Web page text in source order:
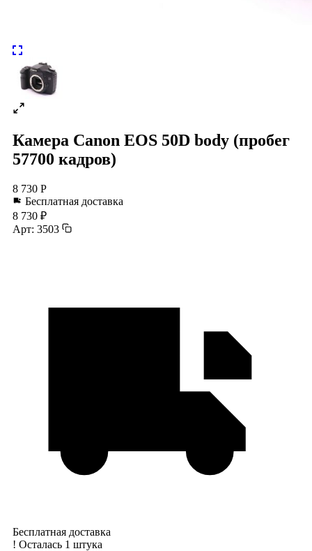
Камера Canon EOS 50D body (пробег
57700 кадров)
8 730 Р
Бесплатная доставка
8 730 ₽
Арт: 3503
Бесплатная доставка
! Осталась 1 штука